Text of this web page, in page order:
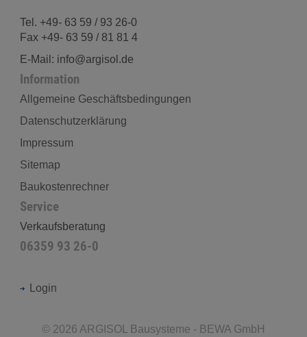
Tel. +49- 63 59 / 93 26-0
Fax +49- 63 59 / 81 81 4
E-Mail: info@argisol.de
Information
Allgemeine Geschäftsbedingungen
Datenschutzerklärung
Impressum
Sitemap
Baukostenrechner
Service
Verkaufsberatung
06359 93 26-0
Login
© 2026 ARGISOL Bausysteme - BEWA GmbH